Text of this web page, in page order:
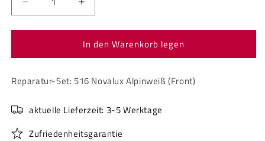
Verringere
die
Menge
Reparatur-
516
Alpinweiß
Erhöhe
die
Menge
für
Reparatur-
516
Alpinweiß
In den Warenkorb legen
Reparatur-Set: 516 Novalux Alpinweiß (Front)
aktuelle Lieferzeit: 3-5 Werktage
Zufriedenheitsgarantie